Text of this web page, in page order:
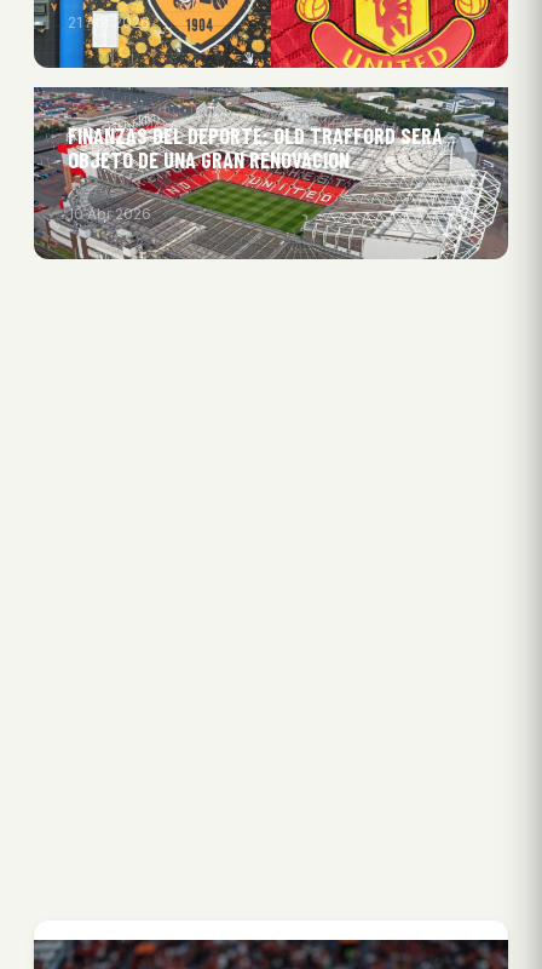
21 Abr 2026
FINANZAS DEL DEPORTE: OLD TRAFFORD SERÁ
OBJETO DE UNA GRAN RENOVACIÓN
10 Abr 2026